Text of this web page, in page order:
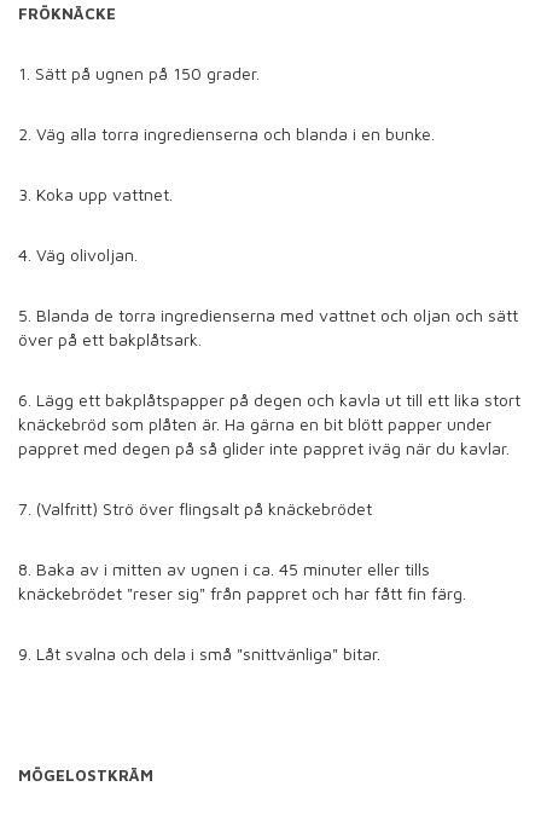
FRÖKNÄCKE
1. Sätt på ugnen på 150 grader.
2. Väg alla torra ingredienserna och blanda i en bunke.
3. Koka upp vattnet.
4. Väg olivoljan.
5. Blanda de torra ingredienserna med vattnet och oljan och sätt
över på ett bakplåtsark.
6. Lägg ett bakplåtspapper på degen och kavla ut till ett lika stort
knäckebröd som plåten är. Ha gärna en bit blött papper under
pappret med degen på så glider inte pappret iväg när du kavlar.
7. (Valfritt) Strö över flingsalt på knäckebrödet
8. Baka av i mitten av ugnen i ca. 45 minuter eller tills
knäckebrödet "reser sig" från pappret och har fått fin färg.
9. Låt svalna och dela i små "snittvänliga" bitar.
MÖGELOSTKRÄM